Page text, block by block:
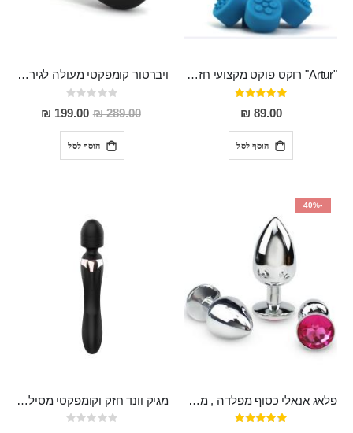
"Artur" רוקט פוקט מקצועי חזק במיוחד
דירוג:
95%
89.00 ₪
הוסף לסל
ויברטור קומפקטי מעולה לגירוי פטמות ודגדגן מסיליקון רפואי בעל 10 מצבי רטט , נטען
Rating:
0%
289.00 ₪
מחיר
מבצע
199.00 ₪
הוסף לסל
-40%
פלאג אנאלי כסוף מפלדה , מתאים ללבישה מתחת לבגדים, בגודל 7.3 על 2.8 ס"מ
דירוג:
מגיק וונד חזק וקומפקטי מסיליקון רפואי בעל 20 מצבי רטט , שקט ועמיד למים MASSA
Rating: